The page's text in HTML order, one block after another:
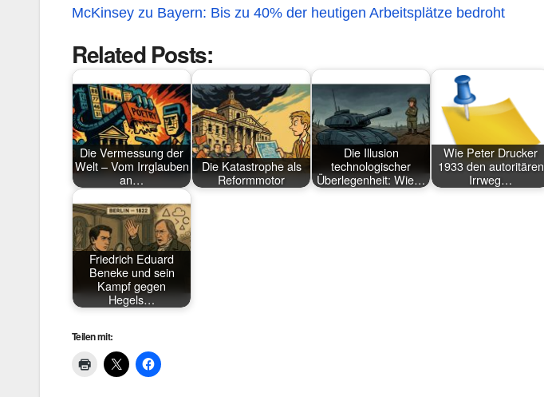
McKinsey zu Bayern: Bis zu 40% der heutigen Arbeitsplätze bedroht
Related Posts:
Die Vermessung der
Welt – Vom Irrglauben
an…
Die Katastrophe als
Reformmotor
Die Illusion
technologischer
Überlegenheit: Wie…
Wie Peter Drucker
1933 den autoritären
Irrweg…
Friedrich Eduard
Beneke und sein
Kampf gegen
Hegels…
Teilen mit: